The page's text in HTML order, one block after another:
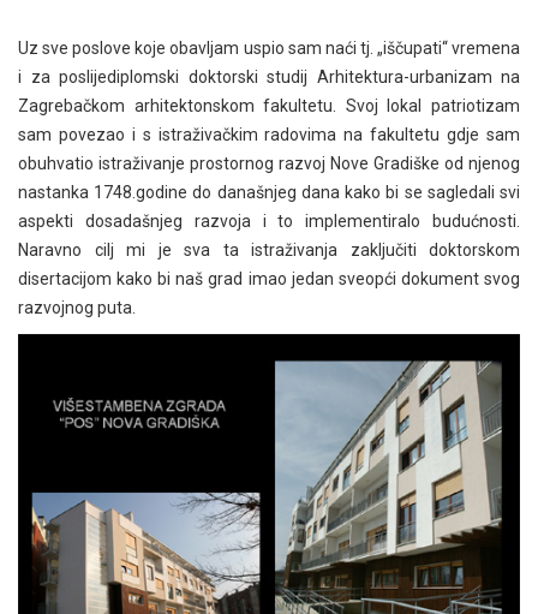
Uz sve poslove koje obavljam uspio sam naći tj. „iščupati“ vremena
i za poslijediplomski doktorski studij Arhitektura-urbanizam na
Zagrebačkom arhitektonskom fakultetu. Svoj lokal patriotizam
sam povezao i s istraživačkim radovima na fakultetu gdje sam
obuhvatio istraživanje prostornog razvoj Nove Gradiške od njenog
nastanka 1748.godine do današnjeg dana kako bi se sagledali svi
aspekti dosadašnjeg razvoja i to implementiralo budućnosti.
Naravno cilj mi je sva ta istraživanja zaključiti doktorskom
disertacijom kako bi naš grad imao jedan sveopći dokument svog
razvojnog puta.